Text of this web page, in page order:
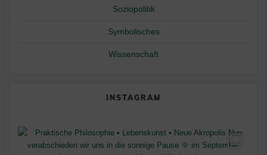
Soziopolitik
Symbolisches
Wissenschaft
INSTAGRAM